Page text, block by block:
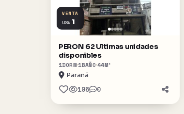
VENTA
US$ 1
PERON 62 Ultimas unidades
disponibles
1DORM 1BAÑO44M²
Paraná
105 0